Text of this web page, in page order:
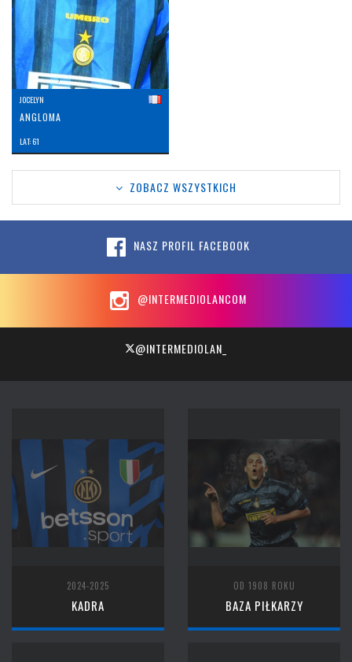
JOCELYN
ANGLOMA
LAT: 61
ZOBACZ WSZYSTKICH
NASZ PROFIL FACEBOOK
@INTERMEDIOLANCOM
@INTERMEDIOLAN_
2024-2025
KADRA
OD 1908 ROKU
BAZA PIŁKARZY